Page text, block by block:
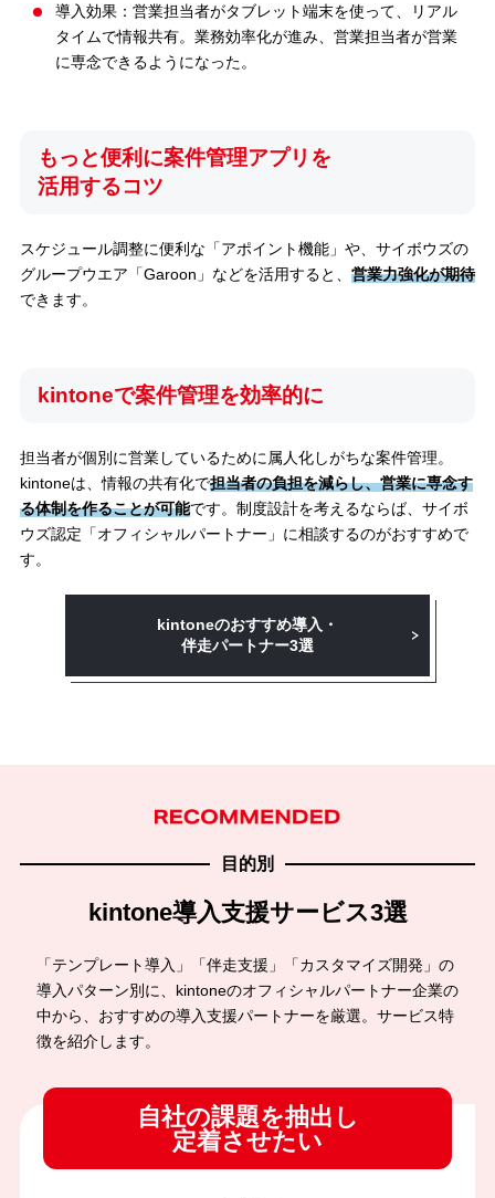
導入効果：営業担当者がタブレット端末を使って、リアル
タイムで情報共有。業務効率化が進み、営業担当者が営業
に専念できるようになった。
もっと便利に案件管理アプリを
活用するコツ
スケジュール調整に便利な「アポイント機能」や、サイボウズの
グループウエア「Garoon」などを活用すると、 営業力強化が期待
できます。
kintoneで案件管理を効率的に
担当者が個別に営業しているために属人化しがちな案件管理。
kintoneは、情報の共有化で担当者の負担を減らし、営業に専念す
る体制を作ることが可能です。制度設計を考えるならば、サイボ
ウズ認定「オフィシャルパートナー」に相談するのがおすすめで
す。
kintoneのおすすめ導入・
伴走パートナー3選
目的別
kintone導入支援サービス3選
「テンプレート導入」「伴走支援」「カスタマイズ開発」の
導入パターン別に、kintoneのオフィシャルパートナー企業の
中から、おすすめの導入支援パートナーを厳選。サービス特
徴を紹介します。
自社の課題を抽出し
定着させたい